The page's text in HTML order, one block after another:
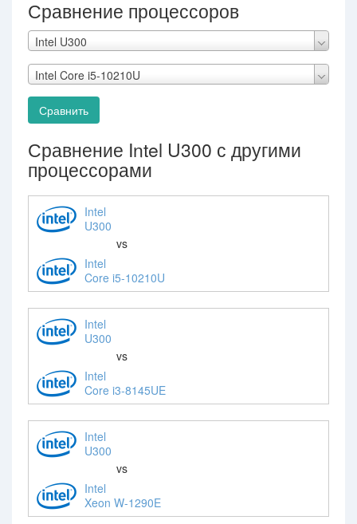
Сравнение процессоров
Intel U300
Intel Core i5-10210U
Сравнить
Сравнение Intel U300 с другими
процессорами
Intel
U300
vs
Intel
Core i5-10210U
Intel
U300
vs
Intel
Core i3-8145UE
Intel
U300
vs
Intel
Xeon W-1290E